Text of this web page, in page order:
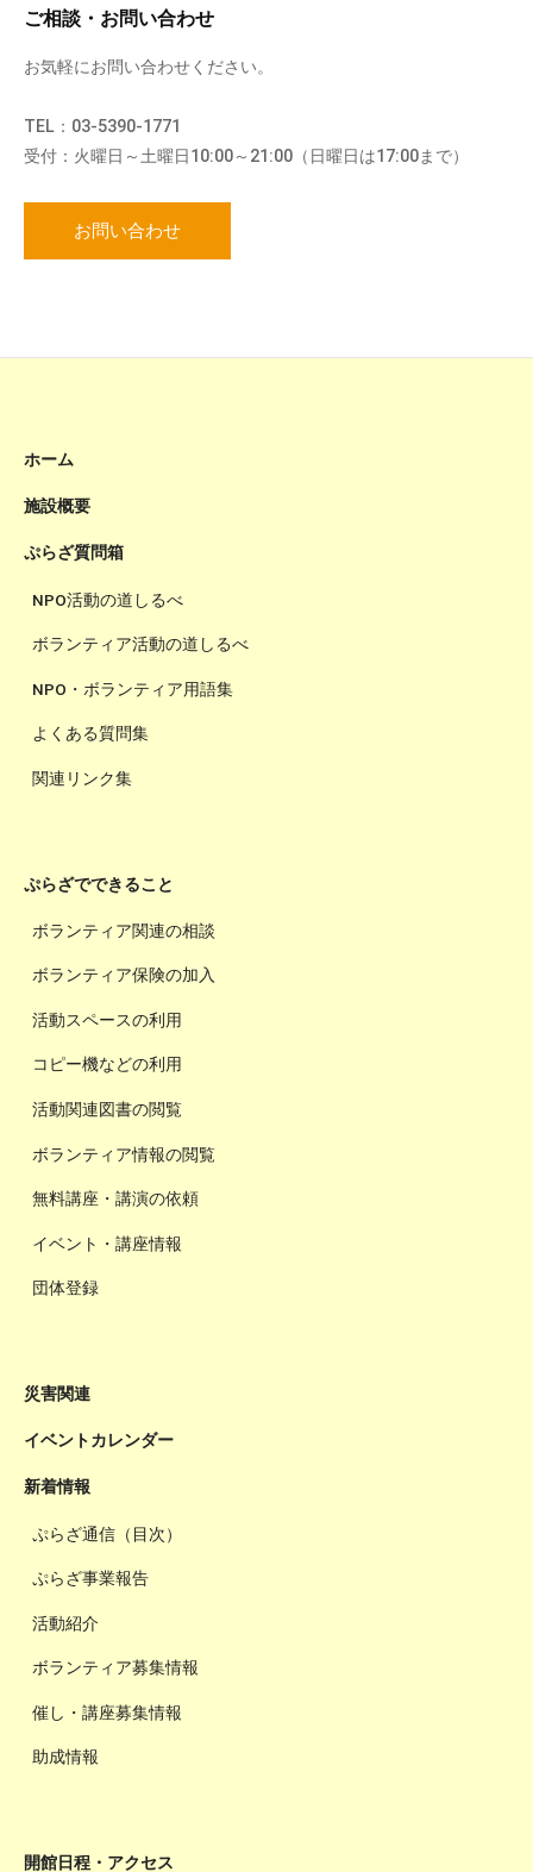
ご相談・お問い合わせ
お気軽にお問い合わせください。
TEL：03-5390-1771
受付：火曜日～土曜日10:00～21:00（日曜日は17:00まで）
お問い合わせ
ホーム
施設概要
ぷらざ質問箱
NPO活動の道しるべ
ボランティア活動の道しるべ
NPO・ボランティア用語集
よくある質問集
関連リンク集
ぷらざでできること
ボランティア関連の相談
ボランティア保険の加入
活動スペースの利用
コピー機などの利用
活動関連図書の閲覧
ボランティア情報の閲覧
無料講座・講演の依頼
イベント・講座情報
団体登録
災害関連
イベントカレンダー
新着情報
ぷらざ通信（目次）
ぷらざ事業報告
活動紹介
ボランティア募集情報
催し・講座募集情報
助成情報
開館日程・アクセス